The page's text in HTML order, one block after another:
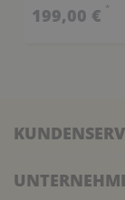
199,00 € *